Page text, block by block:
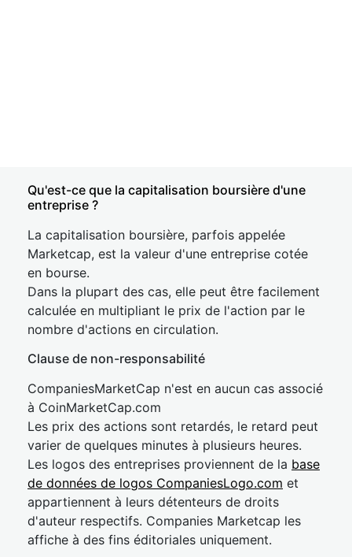
Qu'est-ce que la capitalisation boursière d'une
entreprise ?
La capitalisation boursière, parfois appelée
Marketcap, est la valeur d'une entreprise cotée
en bourse.
Dans la plupart des cas, elle peut être facilement
calculée en multipliant le prix de l'action par le
nombre d'actions en circulation.
Clause de non-responsabilité
CompaniesMarketCap n'est en aucun cas associé
à CoinMarketCap.com
Les prix des actions sont retardés, le retard peut
varier de quelques minutes à plusieurs heures.
Les logos des entreprises proviennent de la base
de données de logos CompaniesLogo.com et
appartiennent à leurs détenteurs de droits
d'auteur respectifs. Companies Marketcap les
affiche à des fins éditoriales uniquement.